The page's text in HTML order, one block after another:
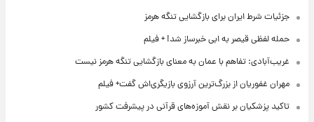
جزئیات شرط ایران برای بازگشایی تنگه هرمز
حمله لفظی قیصر به ابی خبرساز شد! + فیلم
غریب‌آبادی: تفاهم با عمان به معنای بازگشایی تنگه هرمز نیست
مهران غفوریان از بزرگ‌ترین آرزوی بازیگری‌اش گفت+ فیلم
تاکید پزشکیان بر نقش آموزه‌های قرآنی در پیشرفت کشور